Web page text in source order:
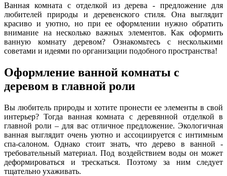
Ванная комната с отделкой из дерева - предложение для
любителей природы и деревенского стиля. Она выглядит
красиво и уютно, но при ее оформлении нужно обратить
внимание на несколько важных элементов. Как оформить
ванную комнату деревом? Ознакомьтесь с несколькими
советами и идеями по организации подобного пространства!
Оформление ванной комнаты с
деревом в главной роли
Вы любитель природы и хотите пронести ее элементы в свой
интерьер? Тогда ванная комната с деревянной отделкой в
главной роли – для вас отличное предложение. Экологичная
ванная выглядит очень уютно и ассоциируется с интимным
спа-салоном. Однако стоит знать, что дерево в ванной -
требовательный материал. Под воздействием воды он может
деформироваться и трескаться. Поэтому за ним следует
тщательно ухаживать.